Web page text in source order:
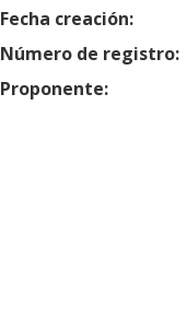
Fecha creación:
Número de registro:
Proponente: